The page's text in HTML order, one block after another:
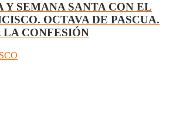
Y SEMANA SANTA CON EL
OCTAVA DE PASCUA.
LA CONFESIÓN